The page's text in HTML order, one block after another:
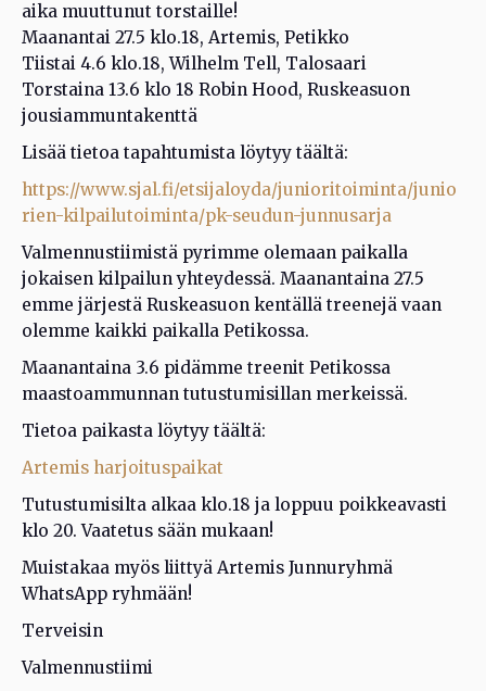
aika muuttunut torstaille!
Maanantai 27.5 klo.18, Artemis, Petikko
Tiistai 4.6 klo.18, Wilhelm Tell, Talosaari
Torstaina 13.6 klo 18 Robin Hood, Ruskeasuon
jousiammuntakenttä
Lisää tietoa tapahtumista löytyy täältä:
https://www.sjal.fi/etsijaloyda/junioritoiminta/junio
rien-kilpailutoiminta/pk-seudun-junnusarja
Valmennustiimistä pyrimme olemaan paikalla
jokaisen kilpailun yhteydessä. Maanantaina 27.5
emme järjestä Ruskeasuon kentällä treenejä vaan
olemme kaikki paikalla Petikossa.
Maanantaina 3.6 pidämme treenit Petikossa
maastoammunnan tutustumisillan merkeissä.
Tietoa paikasta löytyy täältä:
Artemis harjoituspaikat
Tutustumisilta alkaa klo.18 ja loppuu poikkeavasti
klo 20. Vaatetus sään mukaan!
Muistakaa myös liittyä Artemis Junnuryhmä
WhatsApp ryhmään!
Terveisin
Valmennustiimi